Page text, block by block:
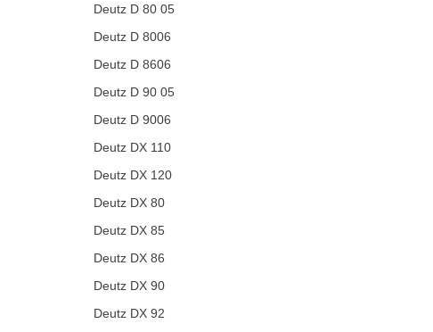
Deutz D 80 05
Deutz D 8006
Deutz D 8606
Deutz D 90 05
Deutz D 9006
Deutz DX 110
Deutz DX 120
Deutz DX 80
Deutz DX 85
Deutz DX 86
Deutz DX 90
Deutz DX 92